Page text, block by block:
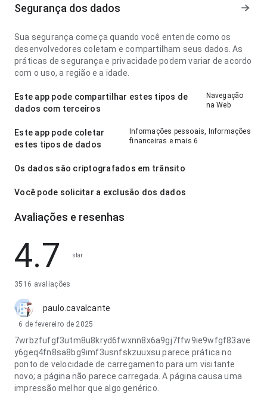
Segurança dos dados
Sua segurança começa quando você entende como os
desenvolvedores coletam e compartilham seus dados. As
práticas de segurança e privacidade podem variar de acordo
com o uso, a região e a idade.
Este app pode compartilhar estes tipos de
dados com terceiros
Navegação
na Web
Este app pode coletar
estes tipos de dados
Informações pessoais, Informações
financeiras e mais 6
Os dados são criptografados em trânsito
Você pode solicitar a exclusão dos dados
Avaliações e resenhas
4.7 star
3516 avaliações
paulo.cavalcante
6 de fevereiro de 2025
7wrbzfufgf3utm8u8kryd6fwxnn8x6a9gj7ffw9ie9wfgf83ave
y6geq4fn8sa8bg9imf3usnfskzuuxsu parece prática no
ponto de velocidade de carregamento para um visitante
novo; a página não parece carregada. A página causa uma
impressão melhor que algo genérico.